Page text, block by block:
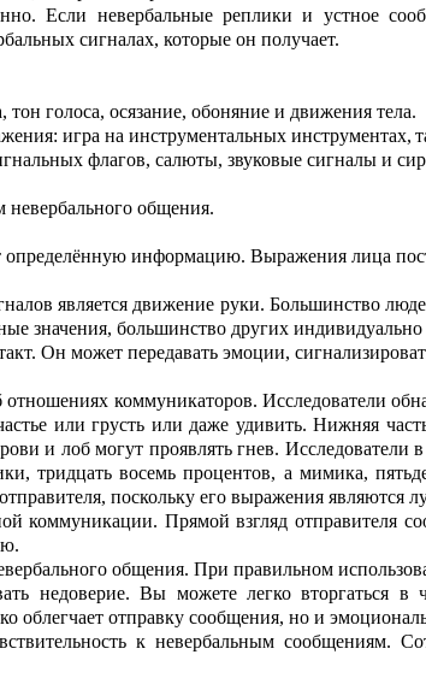
Если невербальные реплики и устное
бальных сигналах, которые он получает.
голоса, осязание, обоняние и движения тела.
ения: игра на инструментальных инструментах,
гнальных флагов, салюты, звуковые сигналы и
невербальногообщения.
определённую информацию. Выражения лица
алов является движение руки. Большинство
значения, большинство других индивидуально
Он может передавать эмоции, сигнализи
отношениях коммуникаторов. Исследователи
или грусть или даже удивить. Нижняя
рови и лоб могут проявлять гнев. Исследователи
тридцать восемь процентов, а мимика,
поскольку его выражения являются
коммуникации. Прямой взгляд отправителя
вербального общения. При правильном
недоверие. Вы можете легко вторгаться в
облегчает отправку сообщения, но и
ьность к невербальным сообщениям. Со